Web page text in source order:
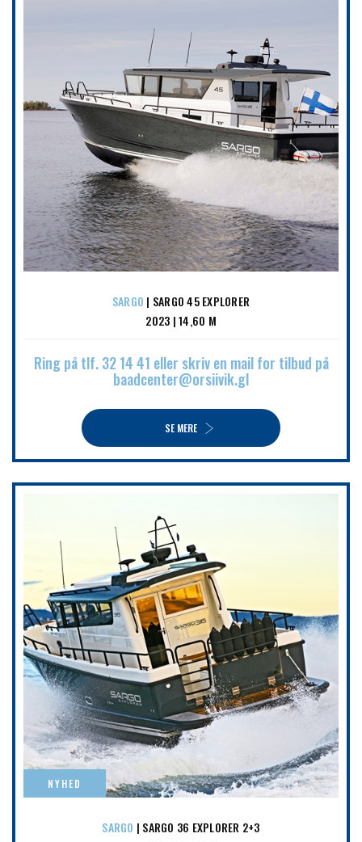
SARGO | SARGO 45 EXPLORER
2023 | 14,60 M
Ring på tlf. 32 14 41 eller skriv en mail for tilbud på
baadcenter@orsiivik.gl
SE MERE
NYHED
SARGO | SARGO 36 EXPLORER 2+3